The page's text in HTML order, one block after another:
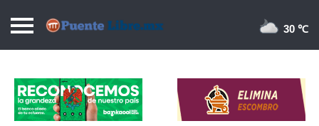
Puentelibre.mx
Local
Nacional
30 ℃